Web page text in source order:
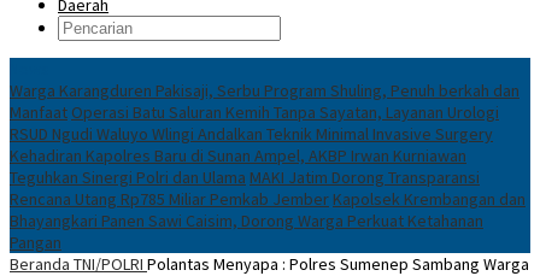
Daerah
Warga Karangduren Pakisaji, Serbu Program Shuling, Penuh berkah dan
Manfaat Operasi Batu Saluran Kemih Tanpa Sayatan, Layanan Urologi
RSUD Ngudi Waluyo Wlingi Andalkan Teknik Minimal Invasive Surgery
Kehadiran Kapolres Baru di Sunan Ampel, AKBP Irwan Kurniawan
Teguhkan Sinergi Polri dan Ulama MAKI Jatim Dorong Transparansi
Rencana Utang Rp785 Miliar Pemkab Jember Kapolsek Krembangan dan
Bhayangkari Panen Sawi Caisim, Dorong Warga Perkuat Ketahanan
Pangan
Beranda TNI/POLRI Polantas Menyapa : Polres Sumenep Sambang Warga